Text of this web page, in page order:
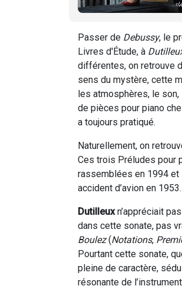
Passer de Debussy, le
Livres d'Étude, à
différentes, on retrouve
sens du mystère, cette
les atmosphères, le
de pièces pour piano
a toujours pratiqué.
Naturellement, on
Ces trois Préludes pour
rassemblées en 1994
accident d’avion en
Dutilleuxn’appréciait
dans cette sonate, pas
Boulez(Notations,
Pourtant cette sonate,
pleine de caractère,
résonante de